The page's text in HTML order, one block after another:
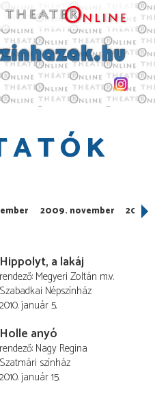
2009. november
Hippolyt, a lakáj
rendező Megyeri Zoltán m.v.
Szabadkai Népszínház
2010. január 5.
Holle anyó
rendező Nagy Regina
Szatmári színház
2010. január 15.